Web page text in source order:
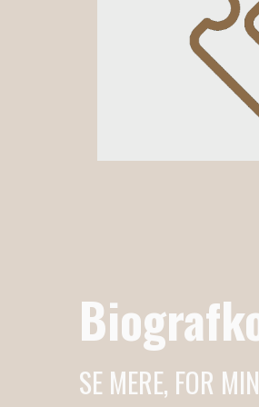
SE MERE, FOR